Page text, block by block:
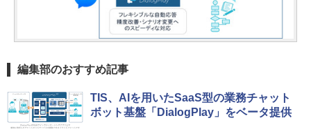
編集部のおすすめ記事
TIS、AIを用いたSaaS型の業務チャット
ボット基盤「DialogPlay」をベータ提供